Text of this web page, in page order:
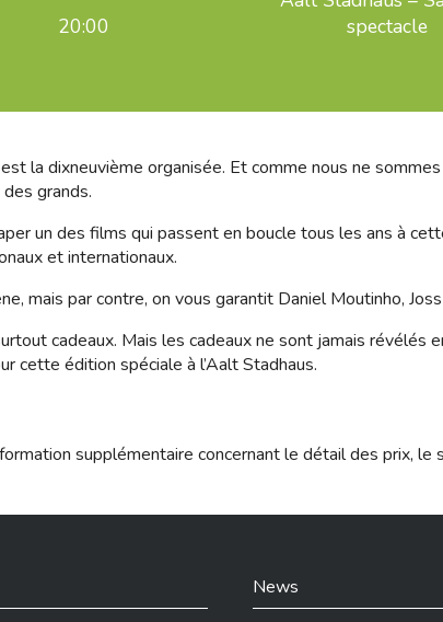
20:00
spectacle
la dixneuvième organisée. Et comme nous ne
grands.
un des films qui passent en boucle tous les ans à
et internationaux.
mais par contre, on vous garantit Daniel Moutinho,
cadeaux. Mais les cadeaux ne sont jamais révélés
cette édition spéciale à l’Aalt Stadhaus.
supplémentaire concernant le détail des prix, le
News